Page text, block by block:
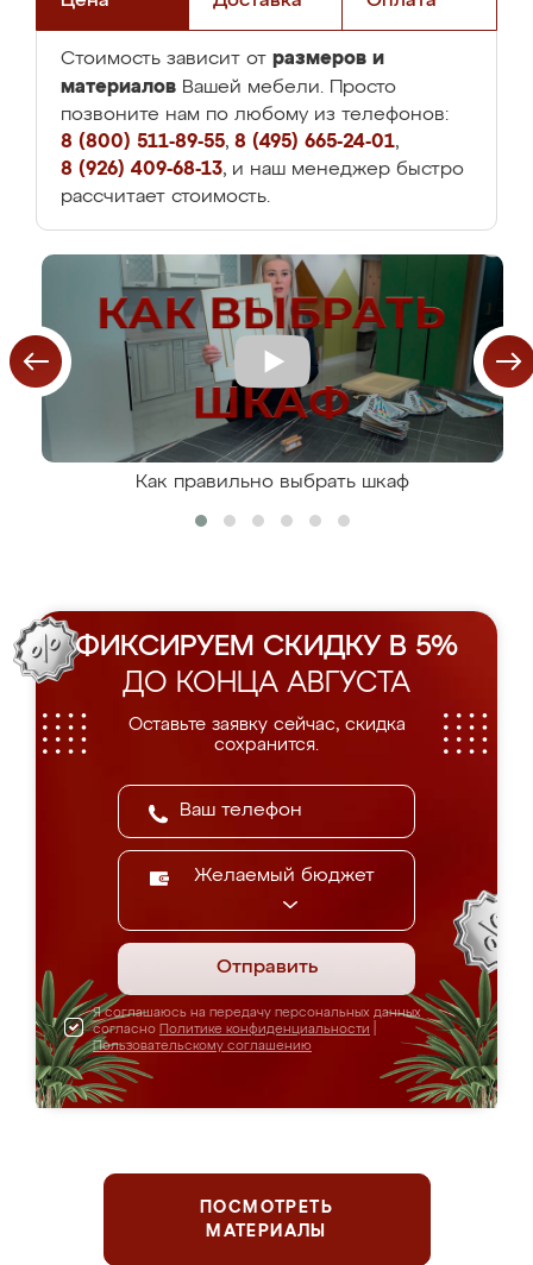
Стоимость зависит от размеров и
материалов Вашей мебели. Просто
позвоните нам по любому из телефонов:
8 (800) 511-89-55, 8 (495) 665-24-01,
8 (926) 409-68-13, и наш менеджер быстро
рассчитает стоимость.
Как правильно выбрать шкаф
ФИКСИРУЕМ СКИДКУ В 5%
ДО КОНЦА АВГУСТА
Оставьте заявку сейчас, скидка
сохранится.
Желаемый бюджет
Отправить
Я соглашаюсь на передачу персональных данных
согласно Политике конфиденциальности
Пользовательскому соглашению
ПОСМОТРЕТЬ
МАТЕРИАЛЫ